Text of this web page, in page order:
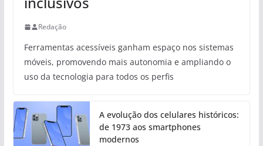
Redação
Ferramentas acessíveis ganham espaço nos sistemas
móveis, promovendo mais autonomia e ampliando o
uso da tecnologia para todos os perfis
A evolução dos celulares históricos:
de 1973 aos smartphones
modernos